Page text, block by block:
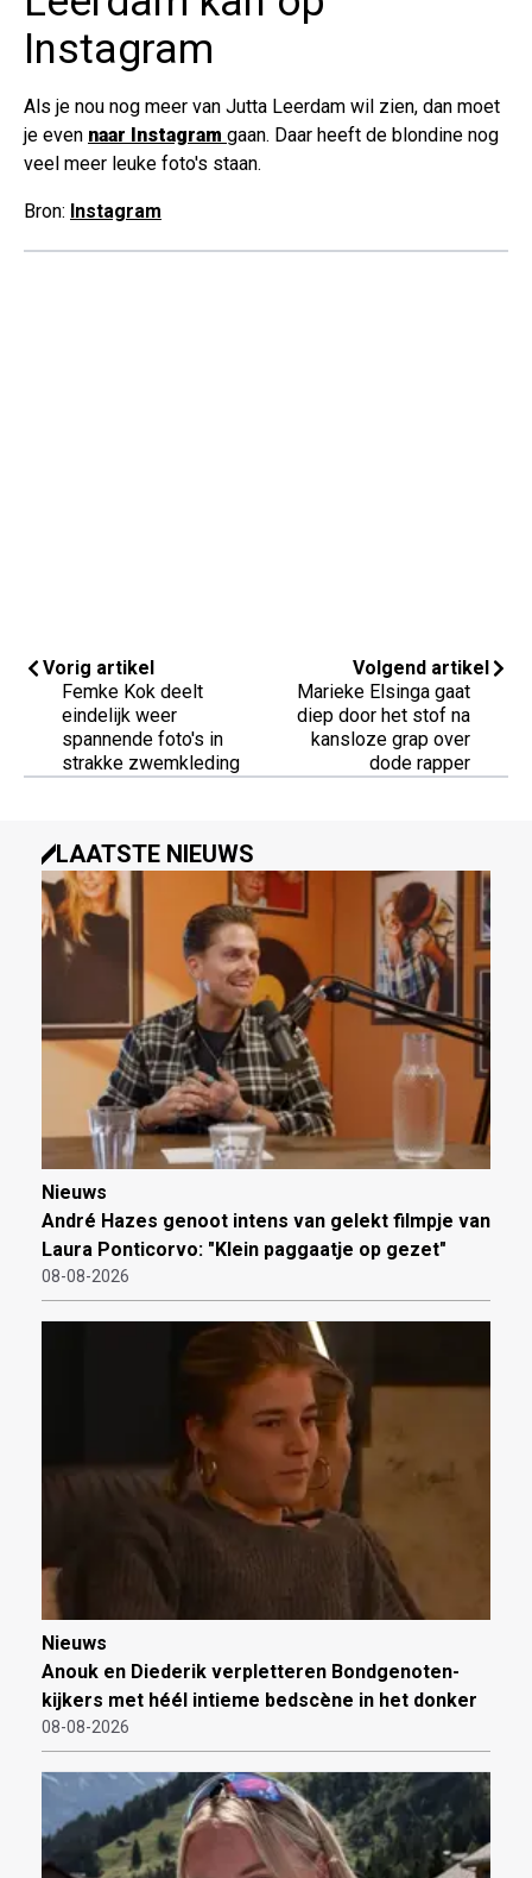
Instagram
Als je nou nog meer van Jutta Leerdam wil zien, dan moet
je even naar Instagram gaan. Daar heeft de blondine nog
veel meer leuke foto's staan.
Bron: Instagram
Vorig artikel
Femke Kok deelt
eindelijk weer
spannende foto's in
strakke zwemkleding
Volgend artikel
Marieke Elsinga gaat
diep door het stof na
kansloze grap over
dode rapper
LAATSTE NIEUWS
Nieuws
André Hazes genoot intens van gelekt filmpje van
Laura Ponticorvo: "Klein paggaatje op gezet"
08-08-2026
Nieuws
Anouk en Diederik verpletteren Bondgenoten-
kijkers met héél intieme bedscène in het donker
08-08-2026